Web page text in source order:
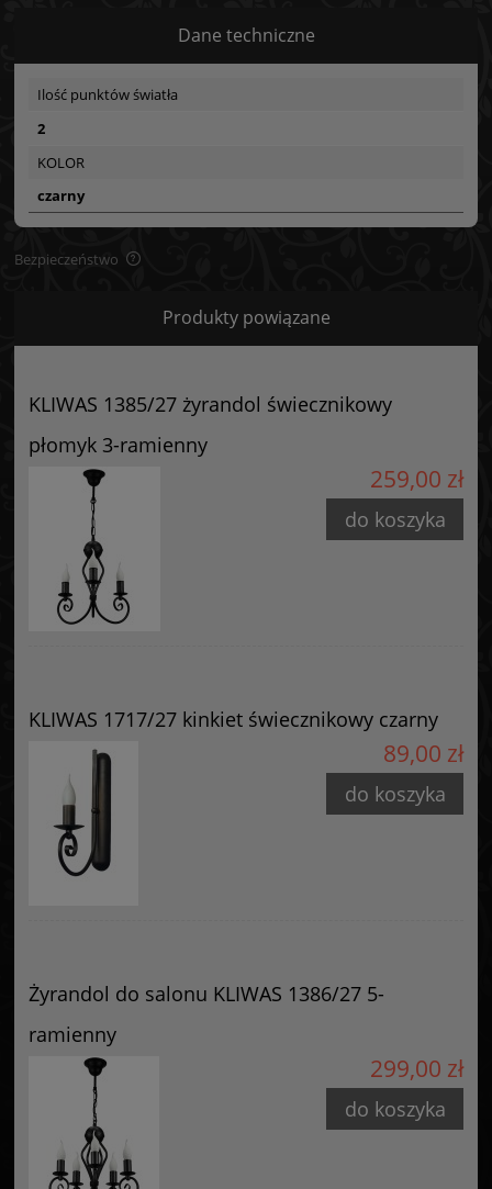
Dane techniczne
Ilość punktów światła
2
KOLOR
czarny
Bezpieczeństwo
Certyfikaty i ostrzeżenie bezpieczeństwa
Starzyńskiego 6
42-224 Częstochowa, Polska
info@goldsun-lampy.pl
Produkty powiązane
KLIWAS 1385/27 żyrandol świecznikowy
płomyk 3-ramienny
259,00 zł
do koszyka
KLIWAS 1717/27 kinkiet świecznikowy czarny
89,00 zł
do koszyka
Żyrandol do salonu KLIWAS 1386/27 5-
ramienny
299,00 zł
do koszyka